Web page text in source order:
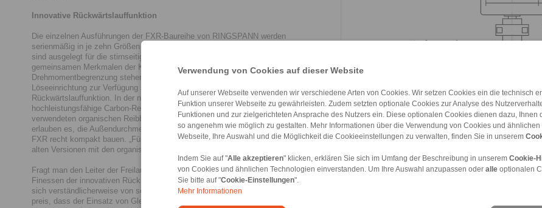
Verwendung von Cookies auf dieser Website
Auf unserer Webseite verwenden wir verschiedene Arten von Cookies. Wir setzen Cookies ein die technisch
Funktion unserer Webseite zu gewährleisten. Zudem setzten optionale Cookies zur Analyse des
Funktionen und zur zielgerichteten Ansprache des Nutzers ein. Diese optionalen Cookies dienen dazu, Ihnen
so angenehm wie möglich zu gestalten. Mehr Informationen über die Verwendung von Cookies und
Webseite, Ihre Auswahl und die Möglichkeit die Cookieeinstellungen zu verwalten, finden Sie in unserem
Indem Sie auf "Alle akzeptieren" klicken, erklären Sie sich im Umfang der Beschreibung in unserem Cookie-
von Cookies und ähnlichen Technologien einverstanden. Um Ihre Auswahl anzupassen oder alle optionalen
Sie bitte auf "Cookie-Einstellungen".
Mehr Informationen
Innovative Rückwärtslauffunktion
Die einzelnen Ausführungen der FXR-Baureihe von RINGSPANN werden
serienmäßig in je zehn Größen mit Bohrungen von 65 bis 240 mm angeboten und
sind ausgelegt für die stirnseitige Schraubmontage auf Antriebswellen. Neben den
gemeinsamen Merkmalen der Klemmstückabhebung X und der
Drehmomentbegrenzung stehen sie in Varianten mit (
FXRU
Löseeinrichtung zur Verfügung sowie in der neuen Variante FXRB mit freier
Rückwärtslauffunktion. In der neusten Generation haben alle FXRs
hochleistungsfähige Carbon-Reibbeläge. Sie ermöglichen gegenüber den früher
verwendeten organischen Reibbelägen erhebliche Drehmoment-Steigerungen und
erlauben es, die Außendurchmesser der Freiläufe kleiner auszuführen, weshalb die
FXR recht kompakt bauen. „Für ältere Anwendungen bietet wir aber auch noch die
alten Versionen mit den organischen Reibbelägen an“, sagt Thomas Heubach.
Fragt man den Leiter der Freilauf-Sparte von RINGSPANN nach den konstruktiven
Finessen der innovativen Rücklauffunktion der neuen FXRB-Freiläufe, so zeigt er
sich verständlicherweise von seiner zurückhaltenden Seite. Immerhin aber gibt er
preis, dass der Einsatz von Gleitlagern – wie bei anderen Bauarten im Markt –